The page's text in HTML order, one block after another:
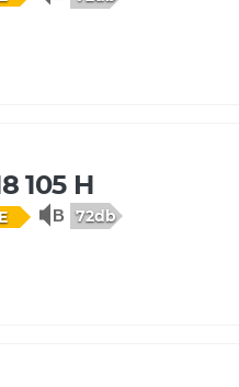
105 H
72db